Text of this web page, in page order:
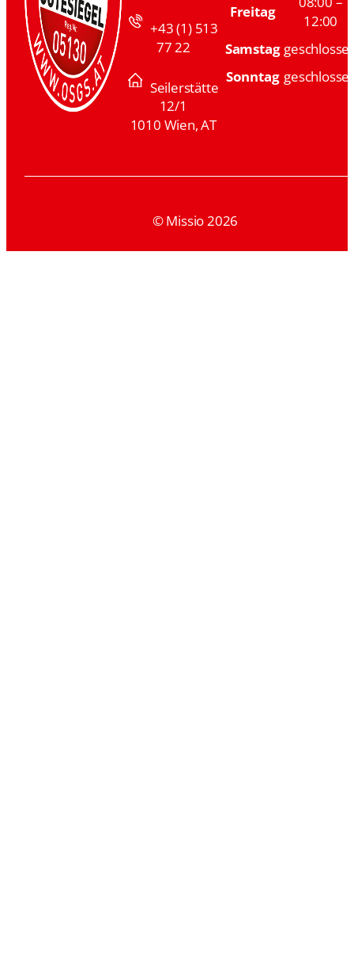
+43 (1) 513
77 22
Seilerstätte
12/1
1010 Wien, AT
Freitag
12:00
Samstag
Sonntag
© Missio 2026